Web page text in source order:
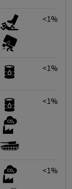
<1%
<1%
<1%
<1%